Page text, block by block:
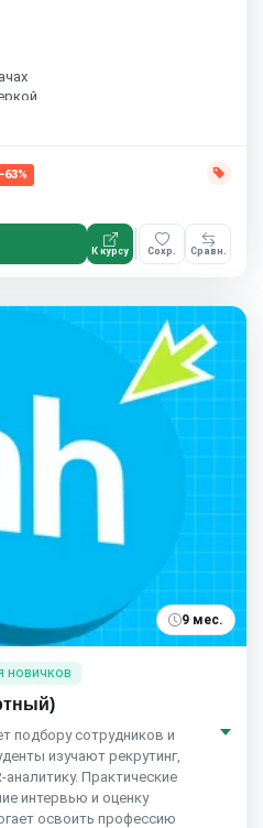
−63%
К курсу Сохр. Сравн.
9 мес.
новичков
подбору сотрудников и
изучают рекрутинг,
Практические
интервью и оценку
освоить профессию